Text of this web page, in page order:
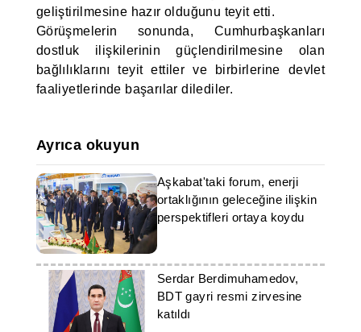
geliştirilmesine hazır olduğunu teyit etti.
Görüşmelerin sonunda, Cumhurbaşkanları
dostluk ilişkilerinin güçlendirilmesine olan
bağlılıklarını teyit ettiler ve birbirlerine devlet
faaliyetlerinde başarılar dilediler.
Ayrıca okuyun
Aşkabat'taki forum, enerji
ortaklığının geleceğine ilişkin
perspektifleri ortaya koydu
Serdar Berdimuhamedov,
BDT gayri resmi zirvesine
katıldı